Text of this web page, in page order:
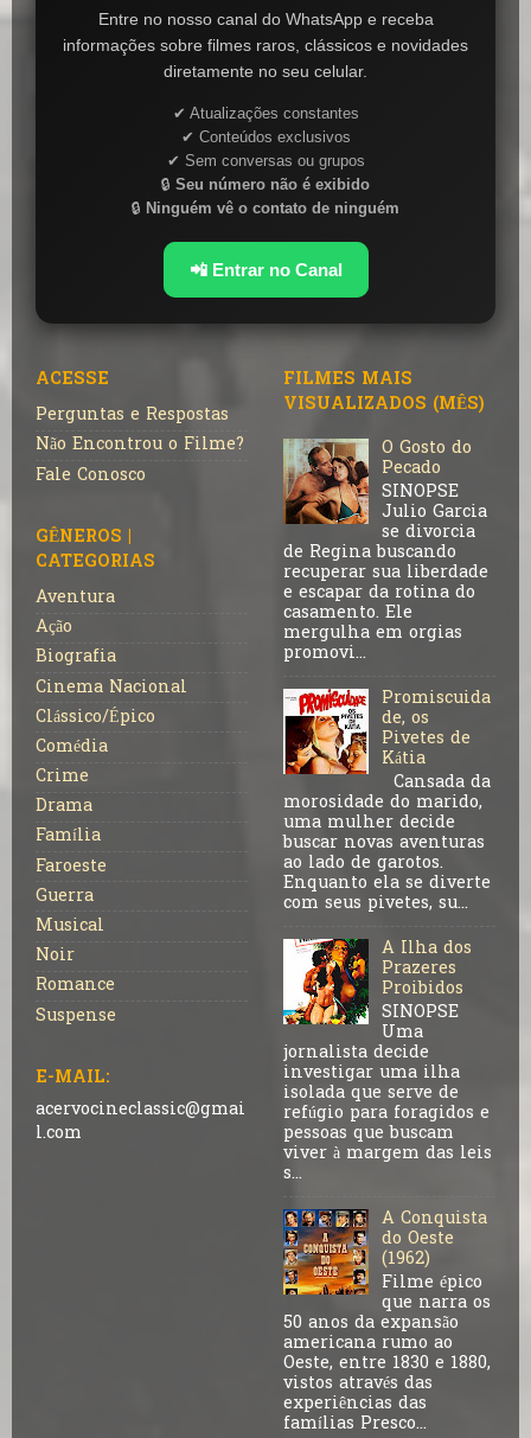
Entre no nosso canal do WhatsApp e receba
informações sobre filmes raros, clássicos e novidades
diretamente no seu celular.
✔ Atualizações constantes
✔ Conteúdos exclusivos
✔ Sem conversas ou grupos
🔒 Seu número não é exibido
🔒 Ninguém vê o contato de ninguém
📲 Entrar no Canal
ACESSE
Perguntas e Respostas
Não Encontrou o Filme?
Fale Conosco
GÊNEROS |
CATEGORIAS
Aventura
Ação
Biografia
Cinema Nacional
Clássico/Épico
Comédia
Crime
Drama
Família
Faroeste
Guerra
Musical
Noir
Romance
Suspense
E-MAIL:
acervocineclassic@gmai
l.com
FILMES MAIS
VISUALIZADOS (MÊS)
O Gosto do
Pecado
SINOPSE
Julio Garcia
se divorcia
de Regina buscando
recuperar sua liberdade
e escapar da rotina do
casamento. Ele
mergulha em orgias
promovi...
Promiscuida
de, os
Pivetes de
Kátia
Cansada da
morosidade do marido,
uma mulher decide
buscar novas aventuras
ao lado de garotos.
Enquanto ela se diverte
com seus pivetes, su...
A Ilha dos
Prazeres
Proibidos
SINOPSE
Uma
jornalista decide
investigar uma ilha
isolada que serve de
refúgio para foragidos e
pessoas que buscam
viver à margem das leis
s...
A Conquista
do Oeste
(1962)
Filme épico
que narra os
50 anos da expansão
americana rumo ao
Oeste, entre 1830 e 1880,
vistos através das
experiências das
famílias Presco...